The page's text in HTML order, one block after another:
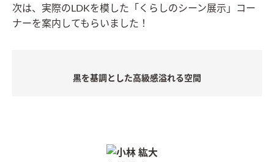
次は、実際のLDKを模した「くらしのシーン展示」コー
ナーを案内してもらいました！
黒を基調とした高級感溢れる空間